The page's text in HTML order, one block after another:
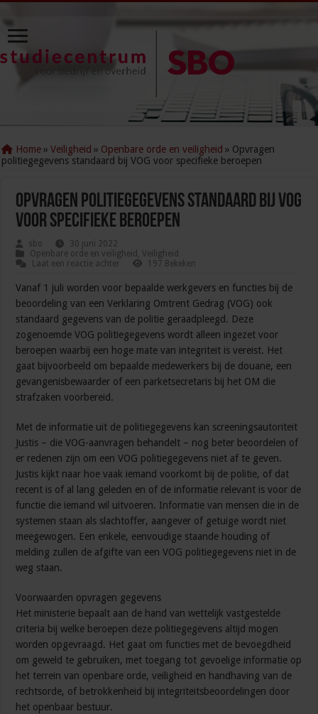
Home » Veiligheid » Openbare orde en veiligheid » Opvragen
politiegegevens standaard bij VOG voor specifieke beroepen
Opvragen politiegegevens standaard bij VOG
voor specifieke beroepen
sbo
30 juni 2022
Openbare orde en veiligheid ,Veiligheid
Laat een reactie achter
197 Bekeken
Vanaf 1 juli worden voor bepaalde werkgevers en functies bij de
beoordeling van een Verklaring Omtrent Gedrag (VOG) ook
standaard gegevens van de politie geraadpleegd. Deze
zogenoemde VOG politiegegevens wordt alleen ingezet voor
beroepen waarbij een hoge mate van integriteit is vereist. Het
gaat bijvoorbeeld om bepaalde medewerkers bij de douane, een
gevangenisbewaarder of een parketsecretaris bij het OM die
strafzaken voorbereid.
Met de informatie uit de politiegegevens kan screeningsautoriteit
Justis – die VOG-aanvragen behandelt – nog beter beoordelen of
er redenen zijn om een VOG politiegegevens niet af te geven.
Justis kijkt naar hoe vaak iemand voorkomt bij de politie, of dat
recent is of al lang geleden en of de informatie relevant is voor de
functie die iemand wil uitvoeren. Informatie van mensen die in de
systemen staan als slachtoffer, aangever of getuige wordt niet
meegewogen. Een enkele, eenvoudige staande houding of
melding zullen de afgifte van een VOG politiegegevens niet in de
weg staan.
Voorwaarden opvragen gegevens
Het ministerie bepaalt aan de hand van wettelijk vastgestelde
criteria bij welke beroepen deze politiegegevens altijd mogen
worden opgevraagd. Het gaat om functies met de bevoegdheid
om geweld te gebruiken, met toegang tot gevoelige informatie op
het terrein van openbare orde, veiligheid en handhaving van de
rechtsorde, of betrokkenheid bij integriteitsbeoordelingen door
het openbaar bestuur.